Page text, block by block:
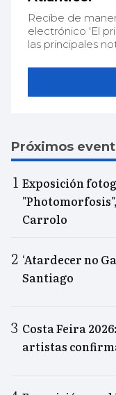
Recibe de
electrónico 'El
las principales
Próximos
Exposición
Carrolo
‘Atardecer no
Santiago
Costa Feira
artistas